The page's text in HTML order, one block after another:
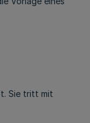
Sie tritt mit